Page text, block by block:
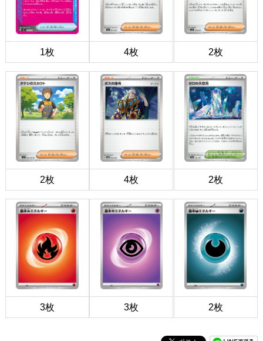
1枚 4枚 2枚
2枚 4枚 2枚
3枚 3枚 2枚